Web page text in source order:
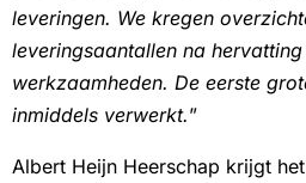
leveringen. We kregen
leveringsaantallen na
werkzaamheden. De eerste
inmiddels verwerkt.”
Albert Heijn Heerschap krijgt